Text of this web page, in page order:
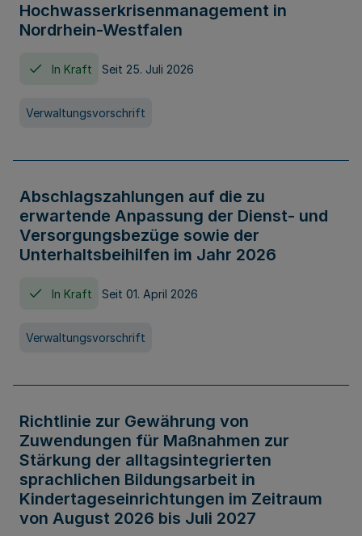
Hochwasserkrisenmanagement in
Nordrhein-Westfalen
In Kraft Seit 25. Juli 2026
Verwaltungsvorschrift
Abschlagszahlungen auf die zu
erwartende Anpassung der Dienst- und
Versorgungsbezüge sowie der
Unterhaltsbeihilfen im Jahr 2026
In Kraft Seit 01. April 2026
Verwaltungsvorschrift
Richtlinie zur Gewährung von
Zuwendungen für Maßnahmen zur
Stärkung der alltagsintegrierten
sprachlichen Bildungsarbeit in
Kindertageseinrichtungen im Zeitraum
von August 2026 bis Juli 2027